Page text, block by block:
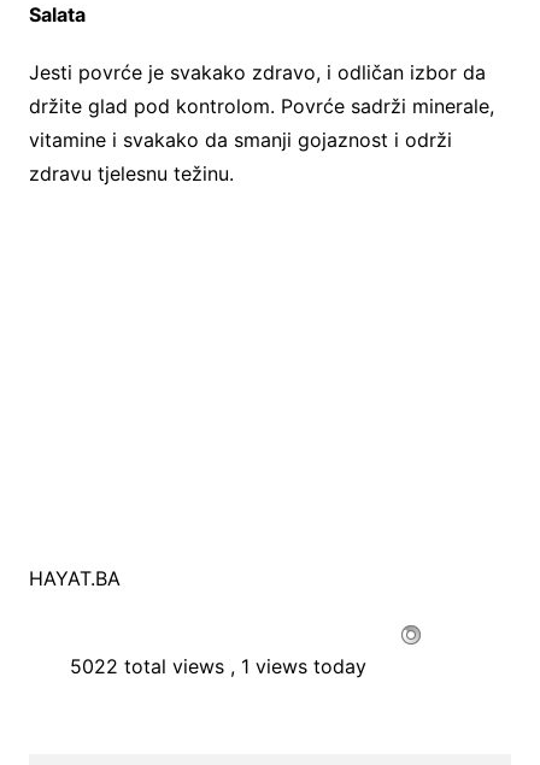
Salata
Jesti povrće je svakako zdravo, i odličan izbor da
držite glad pod kontrolom. Povrće sadrži minerale,
vitamine i svakako da smanji gojaznost i održi
zdravu tjelesnu težinu.
HAYAT.BA
5022 total views , 1 views today